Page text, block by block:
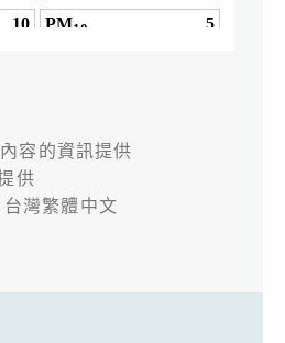
容的資訊提供
供
灣繁體中文